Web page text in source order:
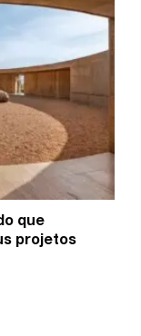
que
projetos